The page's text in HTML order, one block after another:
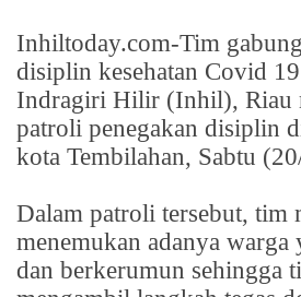
Inhiltoday.com-Tim
disiplin kesehatan Covid
Indragiri Hilir (Inhil), Riau
patroli penegakan disiplin
kota Tembilahan, Sabtu
Dalam patroli tersebut, tim
menemukan adanya
dan berkerumun sehingga